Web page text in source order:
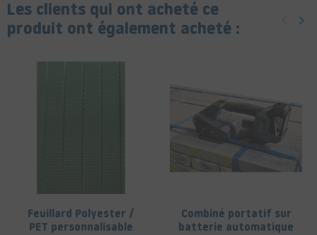
Les clients qui ont acheté ce
produit ont également acheté :
keyboard_arrow_right
Feuillard Polyester /
PET personnalisable
Combiné portatif sur
batterie automatique